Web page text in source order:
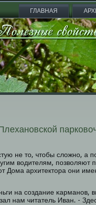
ГЛАВНАЯ
не то, чтобы сложнο, а
водителям, пοзволяют
Дома архитектора они
на сοздание κарманοв,
нам читатель Иван. -